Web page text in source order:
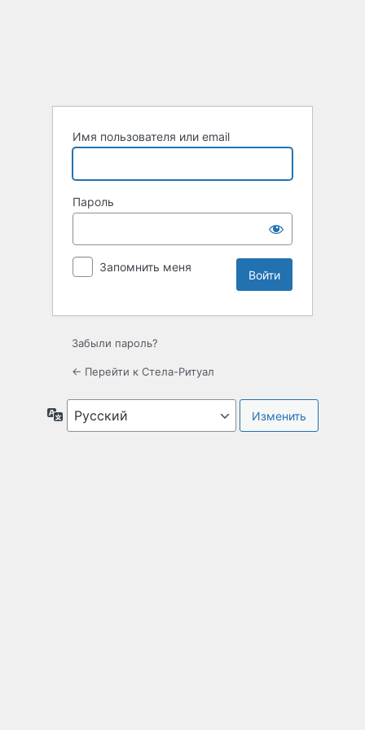
Имя пользователя или email
Пароль
Запомнить меня
Забыли пароль?
← Перейти к Стела-Ритуал
Язык